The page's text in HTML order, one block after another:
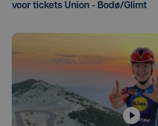
voor tickets Union - Bodø/Glimt